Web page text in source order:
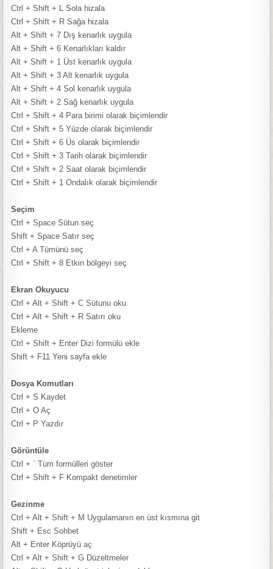
Ctrl + Shift + L Sola hizala
Ctrl + Shift + R Sağa hizala
Alt + Shift + 7 Dış kenarlık uygula
Alt + Shift + 6 Kenarlıkları kaldır
Alt + Shift + 1 Üst kenarlık uygula
Alt + Shift + 3 Alt kenarlık uygula
Alt + Shift + 4 Sol kenarlık uygula
Alt + Shift + 2 Sağ kenarlık uygula
Ctrl + Shift + 4 Para birimi olarak biçimlendir
Ctrl + Shift + 5 Yüzde olarak biçimlendir
Ctrl + Shift + 6 Üs olarak biçimlendir
Ctrl + Shift + 3 Tarih olarak biçimlendir
Ctrl + Shift + 2 Saat olarak biçimlendir
Ctrl + Shift + 1 Ondalık olarak biçimlendir
Seçim
Ctrl + Space Sütun seç
Shift + Space Satır seç
Ctrl + A Tümünü seç
Ctrl + Shift + 8 Etkin bölgeyi seç
Ekran Okuyucu
Ctrl + Alt + Shift + C Sütunu oku
Ctrl + Alt + Shift + R Satırı oku
Ekleme
Ctrl + Shift + Enter Dizi formülü ekle
Shift + F11 Yeni sayfa ekle
Dosya Komutları
Ctrl + S Kaydet
Ctrl + O Aç
Ctrl + P Yazdır
Görüntüle
Ctrl + ` Tüm formülleri göster
Ctrl + Shift + F Kompakt denetimler
Gezinme
Ctrl + Alt + Shift + M Uygulamanın en üst kısmına git
Shift + Esc Sohbet
Alt + Enter Köprüyü aç
Ctrl + Alt + Shift + G Düzeltmeler